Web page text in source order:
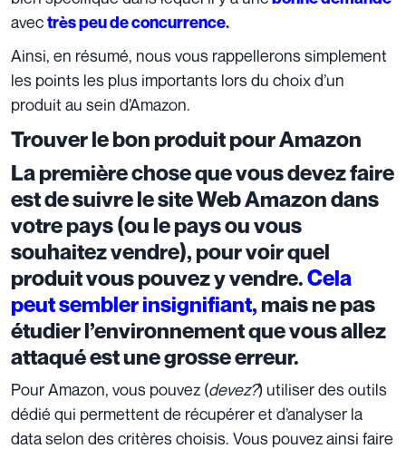
avectrès peu de concurrence.
Ainsi, en résumé, nous vous rappellerons simplement
les points les plus importants lors du choix d’un
produit au sein d’Amazon.
Trouver le bon produit pour Amazon
La première chose que vous devez faire
est de suivre le site Web Amazon dans
votre pays (ou le pays ou vous
souhaitez vendre), pour voir quel
produit vous pouvez y vendre.Cela
peut sembler insignifiant, mais ne pas
étudier l’environnement que vous allez
attaqué est une grosse erreur.
Pour Amazon, vous pouvez (devez?) utiliser des outils
dédié qui permettent de récupérer et d’analyser la
data selon des critères choisis. Vous pouvez ainsi faire